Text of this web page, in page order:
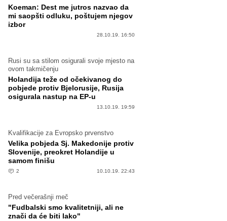
Koeman: Dest me jutros nazvao da
mi saopšti odluku, poštujem njegov
izbor
28.10.19. 16:50
Rusi su sa stilom osigurali svoje mjesto na
ovom takmičenju
Holandija teže od očekivanog do
pobjede protiv Bjelorusije, Rusija
osigurala nastup na EP-u
13.10.19. 19:59
Kvalifikacije za Evropsko prvenstvo
Velika pobjeda Sj. Makedonije protiv
Slovenije, preokret Holandije u
samom finišu
2 10.10.19. 22:43
Pred večerašnji meč
"Fudbalski smo kvalitetniji, ali ne
znači da će biti lako"